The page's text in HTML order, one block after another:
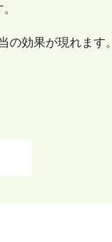
効果が現れます。